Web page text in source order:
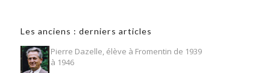
Les anciens : derniers articles
Pierre Dazelle, élève à Fromentin de 1939
à 1946